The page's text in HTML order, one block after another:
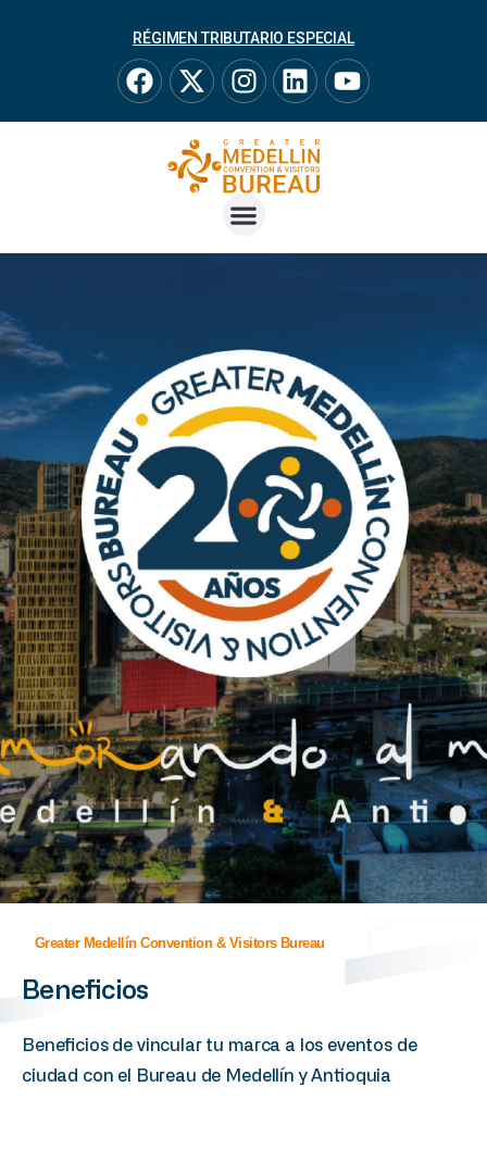
RÉGIMEN TRIBUTARIO ESPECIAL
Greater Medellín Convention & Visitors Bureau
Beneficios
Beneficios de vincular tu marca a los eventos de
ciudad con el Bureau de Medellín y Antioquia